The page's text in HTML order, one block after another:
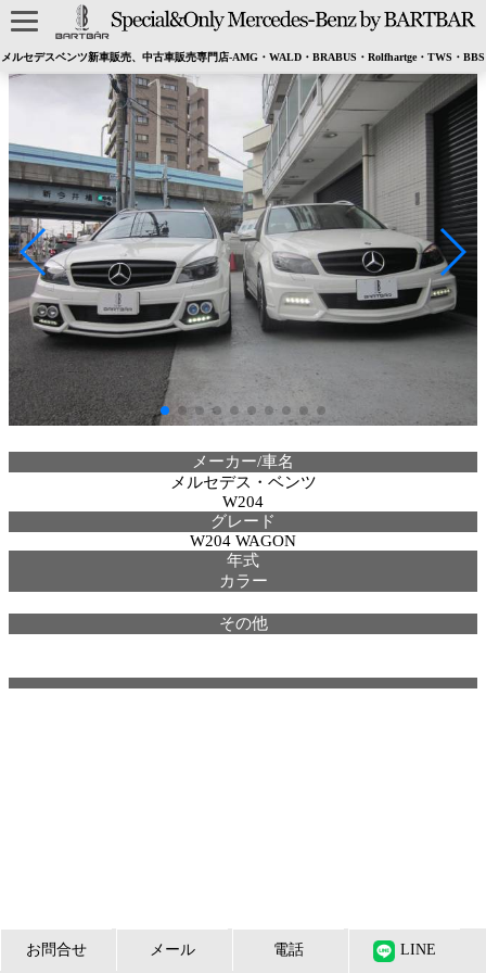
メルセデスベンツ新車販売、中古車販売専門店-AMG・WALD・BRABUS・Rolfhartge・TWS・BBS
メーカー/車名
メルセデス・ベンツ
W204
グレード
W204 WAGON
年式
カラー
その他
お問合せ メール 電話 LINE